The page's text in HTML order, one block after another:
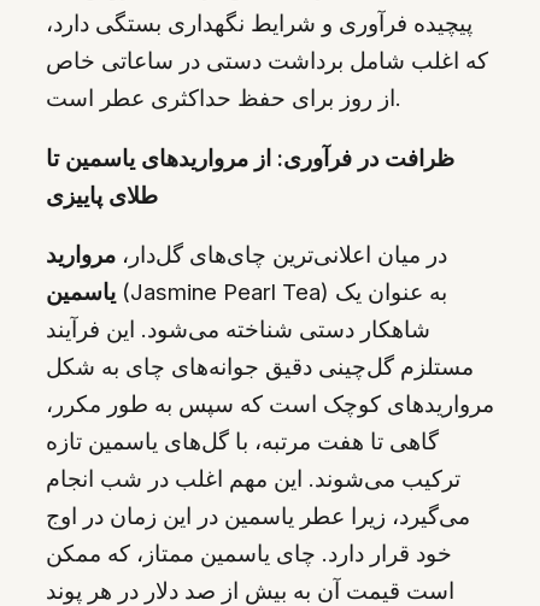
پیچیده فرآوری و شرایط نگهداری بستگی دارد،
که اغلب شامل برداشت دستی در ساعاتی خاص
از روز برای حفظ حداکثری عطر است.
ظرافت در فرآوری: از مرواریدهای یاسمین تا
طلای پاییزی
در میان اعلانی‌ترین چای‌های گل‌دار، مروارید
یاسمین (Jasmine Pearl Tea) به عنوان یک
شاهکار دستی شناخته می‌شود. این فرآیند
مستلزم گل‌چینی دقیق جوانه‌های چای به شکل
مرواریدهای کوچک است که سپس به طور مکرر،
گاهی تا هفت مرتبه، با گل‌های یاسمین تازه
ترکیب می‌شوند. این مهم اغلب در شب انجام
می‌گیرد، زیرا عطر یاسمین در این زمان در اوج
خود قرار دارد. چای یاسمین ممتاز، که ممکن
است قیمت آن به بیش از صد دلار در هر پوند